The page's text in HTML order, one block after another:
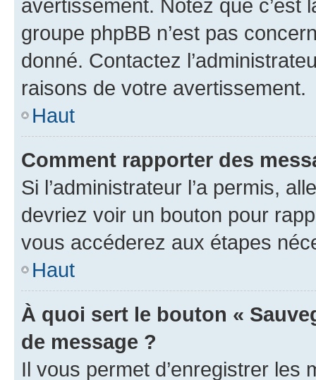
avertissement. Notez que c’est
groupe phpBB n’est pas
donné. Contactez
raisons de votre avertissement.
Haut
Comment rapporter des
Si l’administrateur l’a permis,
devriez voir un bouton pour
vous accéderez aux étapes
Haut
À quoi sert le bouton «
de message ?
Il vous permet d’enregistrer